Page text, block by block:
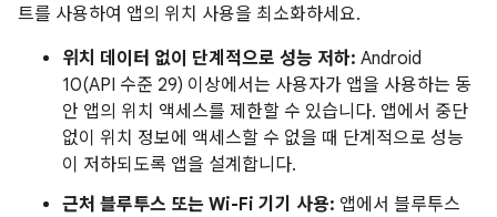
트를 사용하여 앱의 위치 사용을 최소화하세요.
위치 데이터 없이 단계적으로 성능 저하: Android
10(API 수준 29) 이상에서는 사용자가 앱을 사용하는 동
안 앱의 위치 액세스를 제한할 수 있습니다. 앱에서 중단
없이 위치 정보에 액세스할 수 없을 때 단계적으로 성능
이 저하되도록 앱을 설계합니다.
근처 블루투스 또는 Wi-Fi 기기 사용: 앱에서 블루투스